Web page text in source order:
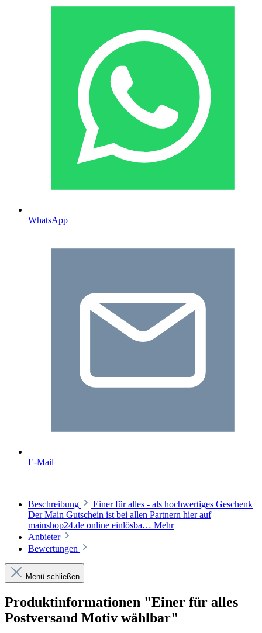
WhatsApp
E-Mail
Beschreibung
Einer für alles - als hochwertiges Geschenk
Der Main Gutschein ist bei allen Partnern hier auf
mainshop24.de online einlösba… Mehr
Anbieter
Bewertungen
Menü schließen
Produktinformationen "Einer für alles
Postversand Motiv wählbar"